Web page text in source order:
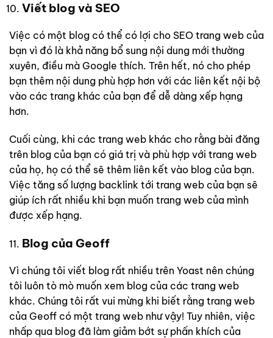
Viết blog và SEO
Việc có một blog có thể có lợi cho SEO trang web của
bạn vì đó là khả năng bổ sung nội dung mới thường
xuyên, điều mà Google thích. Trên hết, nó cho phép
bạn thêm nội dung phù hợp hơn với các liên kết nội bộ
vào các trang khác của bạn để dễ dàng xếp hạng
hơn.
Cuối cùng, khi các trang web khác cho rằng bài đăng
trên blog của bạn có giá trị và phù hợp với trang web
của họ, họ có thể sẽ thêm liên kết vào blog của bạn.
Việc tăng số lượng backlink tới trang web của bạn sẽ
giúp ích rất nhiều khi bạn muốn trang web của mình
được xếp hạng.
Blog của Geoff
Vì chúng tôi viết blog rất nhiều trên Yoast nên chúng
tôi luôn tò mò muốn xem blog của các trang web
khác. Chúng tôi rất vui mừng khi biết rằng trang web
của Geoff có một trang web như vậy! Tuy nhiên, việc
nhấp qua blog đã làm giảm bớt sự phấn khích của